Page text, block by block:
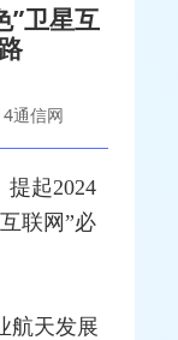
”卫星互
通信网
提起2024
互联网”必
航天发展